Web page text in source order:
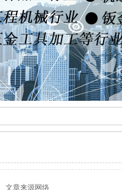
文章来源网络